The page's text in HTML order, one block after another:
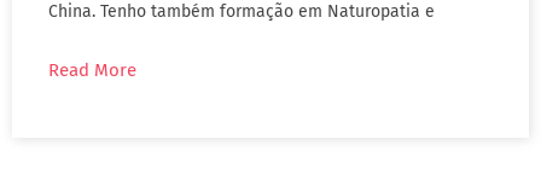
China. Tenho também formação em Naturopatia e
Read More